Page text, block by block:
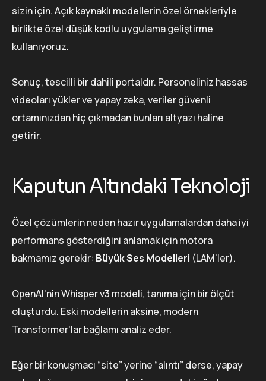
sizin için. Açık kaynaklı modellerin özel örnekleriyle
birlikte özel düşük kodlu uygulama geliştirme
kullanıyoruz.
Sonuç, tescilli bir dahili portaldır. Personeliniz hassas
videoları yükler ve yapay zeka, veriler güvenli
ortamınızdan hiç çıkmadan bunları altyazı haline
getirir.
Kaputun Altındaki Teknoloji
Özel çözümlerin neden hazır uygulamalardan daha iyi
performans gösterdiğini anlamak için motora
bakmamız gerekir: Büyük Ses Modelleri (LAM'ler).
OpenAI'nin Whisper v3 modeli, tanıma için bir ölçüt
oluşturdu. Eski modellerin aksine, modern
Transformer'lar bağlamı analiz eder.
Eğer bir konuşmacı “site” yerine “alıntı” derse, yapay